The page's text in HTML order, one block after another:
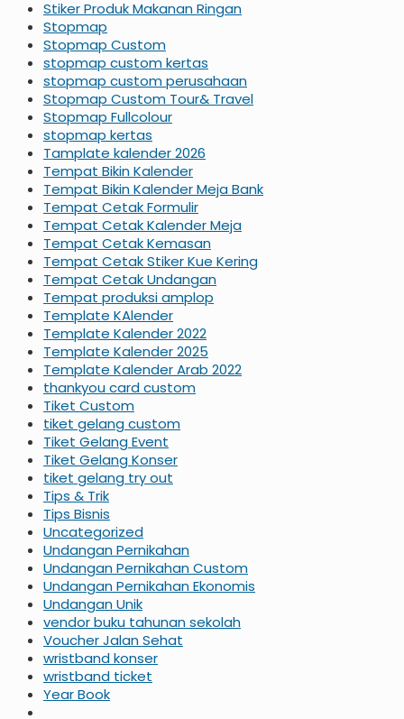
Stiker Produk Makanan Ringan
Stopmap
Stopmap Custom
stopmap custom kertas
stopmap custom perusahaan
Stopmap Custom Tour& Travel
Stopmap Fullcolour
stopmap kertas
Tamplate kalender 2026
Tempat Bikin Kalender
Tempat Bikin Kalender Meja Bank
Tempat Cetak Formulir
Tempat Cetak Kalender Meja
Tempat Cetak Kemasan
Tempat Cetak Stiker Kue Kering
Tempat Cetak Undangan
Tempat produksi amplop
Template KAlender
Template Kalender 2022
Template Kalender 2025
Template Kalender Arab 2022
thankyou card custom
Tiket Custom
tiket gelang custom
Tiket Gelang Event
Tiket Gelang Konser
tiket gelang try out
Tips & Trik
Tips Bisnis
Uncategorized
Undangan Pernikahan
Undangan Pernikahan Custom
Undangan Pernikahan Ekonomis
Undangan Unik
vendor buku tahunan sekolah
Voucher Jalan Sehat
wristband konser
wristband ticket
Year Book